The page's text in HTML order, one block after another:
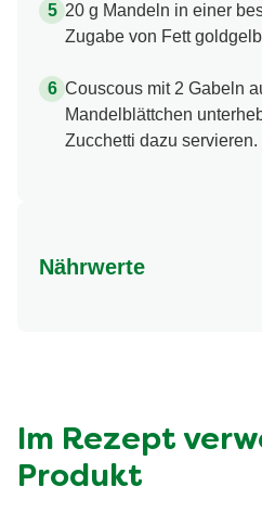
20 g Mandeln in einer
Zugabe von Fett
Couscous mit 2 Gabeln
Mandelblättchen
Zucchetti dazu servieren.
Nährwerte
Kohlenhydrate (g)
davon Zucker (g)
Im Rezept
Produkt